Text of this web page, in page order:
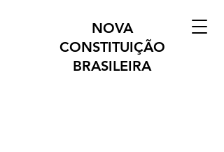
NOVA
CONSTITUIÇÃO
BRASILEIRA